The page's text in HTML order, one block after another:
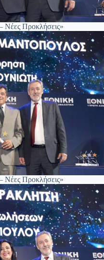
Νέες Προκλήσεις»
Νέες Προκλήσεις»